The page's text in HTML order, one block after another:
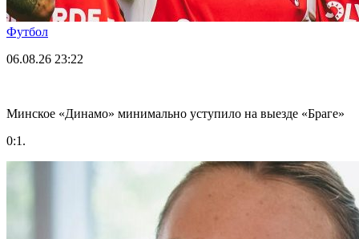
Футбол
06.08.26 23:22
Минское «Динамо» минимально уступило на выезде «Браге»
0:1.